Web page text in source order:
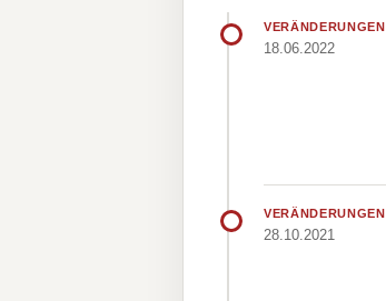
VERÄNDERUNGEN
18.06.2022
VERÄNDERUNGEN
28.10.2021